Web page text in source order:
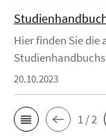
Hier finden Sie die
20.10.2023
1 / 2